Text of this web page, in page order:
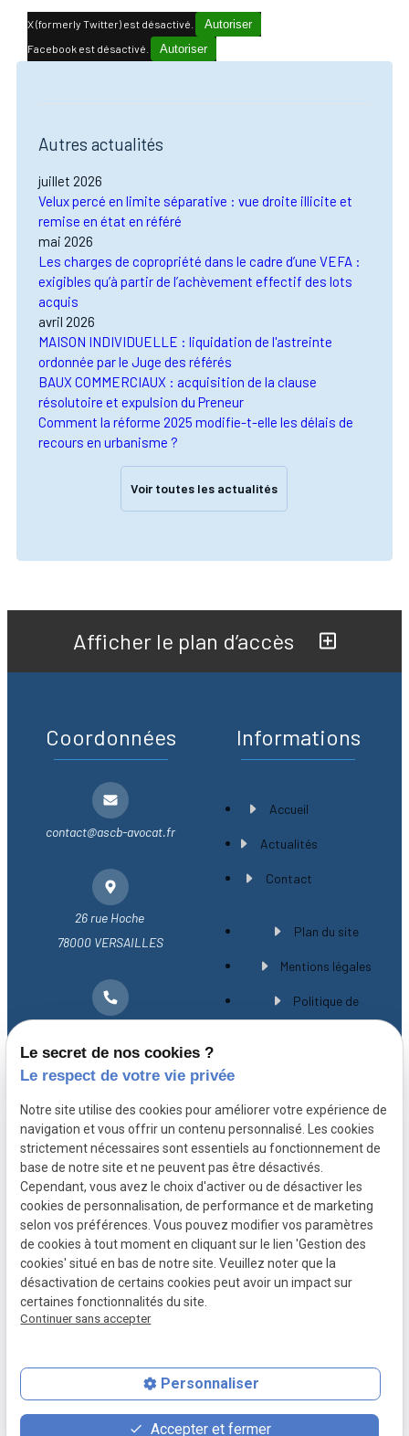
X (formerly Twitter) est désactivé. Autoriser
Facebook est désactivé. Autoriser
Autres actualités
juillet 2026
Velux percé en limite séparative : vue droite illicite et
remise en état en référé
mai 2026
Les charges de copropriété dans le cadre d’une VEFA :
exigibles qu’à partir de l’achèvement effectif des lots
acquis
avril 2026
MAISON INDIVIDUELLE : liquidation de l'astreinte
ordonnée par le Juge des référés
BAUX COMMERCIAUX : acquisition de la clause
résolutoire et expulsion du Preneur
Comment la réforme 2025 modifie-t-elle les délais de
recours en urbanisme ?
Voir toutes les actualités
Afficher le plan d’accès
Coordonnées
contact@ascb-avocat.fr
26 rue Hoche
78000 VERSAILLES
Informations
Accueil
Actualités
Contact
Plan du site
Mentions légales
Politique de
A propos
Avocat spécialiste en droit immobilier à
Versailles, Maître CHEVILLARD-BUISSON vous
accompagne avec expérience et rigueur depuis
plus de 20 ans.
place contact_page phone
Le secret de nos cookies ?
Le respect de votre vie privée
Notre site utilise des cookies pour améliorer votre expérience de
navigation et vous offrir un contenu personnalisé. Les cookies
strictement nécessaires sont essentiels au fonctionnement de
base de notre site et ne peuvent pas être désactivés.
Cependant, vous avez le choix d'activer ou de désactiver les
cookies de personnalisation, de performance et de marketing
selon vos préférences. Vous pouvez modifier vos paramètres
de cookies à tout moment en cliquant sur le lien 'Gestion des
cookies' situé en bas de notre site. Veuillez noter que la
désactivation de certains cookies peut avoir un impact sur
certaines fonctionnalités du site.
Continuer sans accepter
Personnaliser
Accepter et fermer